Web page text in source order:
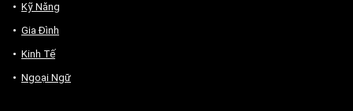
Kỹ Năng
Gia Đình
Kinh Tế
Ngoại Ngữ